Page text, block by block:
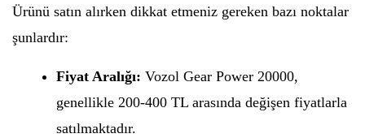
Ürünü satın alırken dikkat etmeniz gereken bazı noktalar
şunlardır:
Fiyat Aralığı: Vozol Gear Power 20000,
genellikle 200-400 TL arasında değişen fiyatlarla
satılmaktadır.